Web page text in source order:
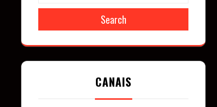
Search
CANAIS